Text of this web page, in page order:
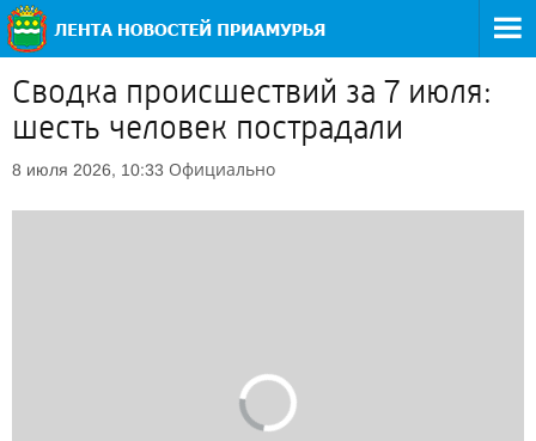
Сводка происшествий за 7 июля:
шесть человек пострадали
8 июля 2026, 10:33 Официально